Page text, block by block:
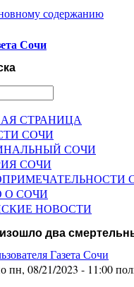
содержанию
Сочи
СТРАНИЦА
СОЧИ
СОЧИ
СОЧИ
О СОЧИ
НОВОСТИ
два
пн, 08/21/2023 - 11:00